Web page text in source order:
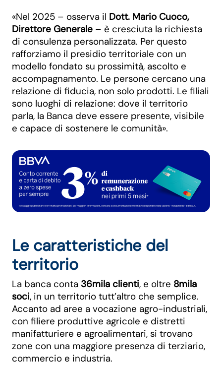
«Nel 2025 – osserva il Dott. Mario Cuoco,
Direttore Generale – è cresciuta la richiesta
di consulenza personalizzata. Per questo
rafforziamo il presidio territoriale con un
modello fondato su prossimità, ascolto e
accompagnamento. Le persone cercano una
relazione di fiducia, non solo prodotti. Le filiali
sono luoghi di relazione: dove il territorio
parla, la Banca deve essere presente, visibile
e capace di sostenere le comunità».
Le caratteristiche del
territorio
La banca conta 36mila clienti, e oltre 8mila
soci, in un territorio tutt’altro che semplice.
Accanto ad aree a vocazione agro-industriali,
con filiere produttive agricole e distretti
manifatturiere e agroalimentari, si trovano
zone con una maggiore presenza di terziario,
commercio e industria.